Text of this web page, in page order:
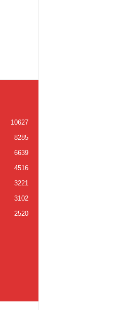
10627
8285
6639
4516
3221
3102
2520